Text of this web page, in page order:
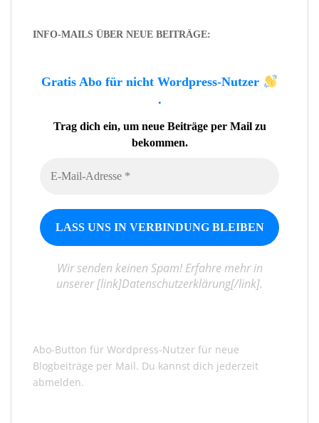
INFO-MAILS ÜBER NEUE BEITRÄGE:
Gratis Abo für nicht Wordpress-Nutzer
.
Trag dich ein, um neue Beiträge per Mail zu
bekommen.
Wir senden keinen Spam! Erfahre mehr in
unserer [link]Datenschutzerklärung[/link].
Abo-Button für Wordpress-Nutzer für neue
Blogbeiträge per Mail. Du kannst dich jederzeit
abmelden.